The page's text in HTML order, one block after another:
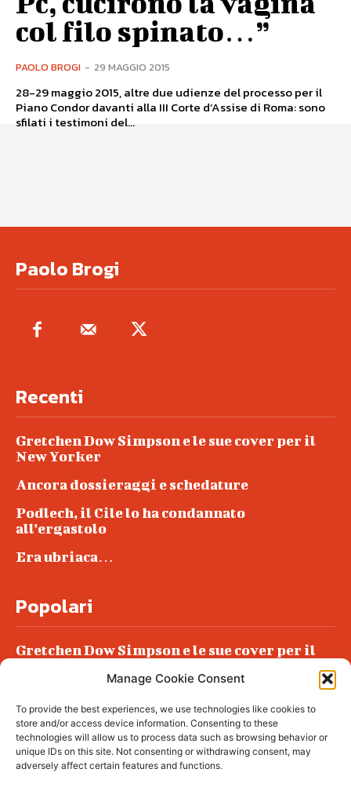
Manage Cookie Consent
To provide the best experiences, we use technologies like cookies to
store and/or access device information. Consenting to these
technologies will allow us to process data such as browsing behavior or
unique IDs on this site. Not consenting or withdrawing consent, may
adversely affect certain features and functions.
col filo spinato…”
PAOLO BROGI - 29 MAGGIO 2015
28-29 maggio 2015, altre due udienze del processo per il
Piano Condor davanti alla III Corte d’Assise di Roma: sono
sfilati i testimoni del...
Paolo Brogi
Recenti
Gretchen Dow Simpson e le sue cover per il
New Yorker
Ancora dossieraggi e schedature
Podlech, il Cile lo ha condannato
all’ergastolo
Era ubriaca…
Popolari
Gretchen Dow Simpson e le sue cover per il
Podlech, il Cile lo ha condannato
all’ergastolo
Era ubriaca…